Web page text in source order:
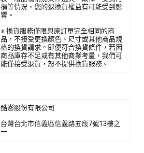
損等情況，您的退換貨權益有可能受到影
響。
※ 換貨服務僅限與原訂單完全相同的商
品，不接受更換顏色、尺寸或其他商品規
格的換貨請求。即便符合換貨條件，若因
商品庫存不足或有其他商業考量，我們可
能僅接受退貨，恕不提供換貨服務。
酷澎股份有限公司
台灣台北市信義區信義路五段7號13樓之
一